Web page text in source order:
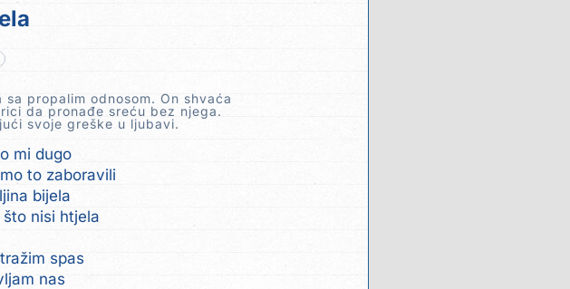
propalim odnosom. On shvaća
da pronađe sreću bez njega.
svoje greške u ljubavi.
mi dugo
to zaboravili
bijela
nisi htjela
spas
nas